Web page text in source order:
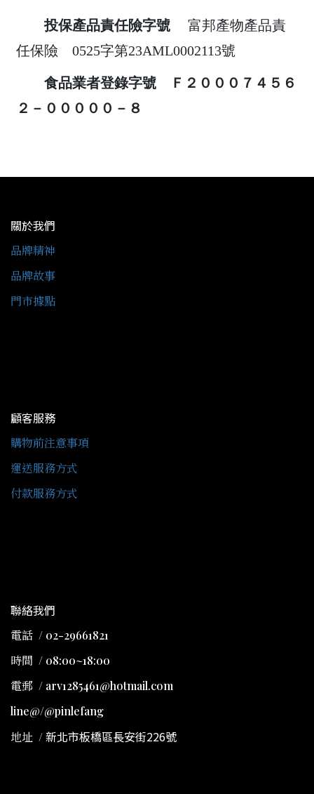
投保產品責任險字號 富邦產物產品責
任保險 0525字第23AML0002113號
食品業者登錄字號 Ｆ２０００７４５６
２－０００００－８
關於我們
品牌精神
品牌故事
門市據點
顧客服務
購物前注意事項
運送服務方式
付款服務方式
聯絡我們
電話 / 02-29661821
時間 / 08:00~18:00
電郵 / arv1285461@hotmail.com
line@/@pinlefang
地址 /新北市板橋區長安街226號